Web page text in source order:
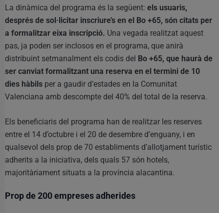
La dinàmica del programa és la següent: els usuaris,
després de sol·licitar inscriure’s en el Bo +65, són citats per
a formalitzar eixa inscripció. Una vegada realitzat aquest
pas, ja poden ser inclosos en el programa, que anirà
distribuint setmanalment els codis del Bo +65, que haurà de
ser canviat formalitzant una reserva en el termini de 10
dies hàbils per a gaudir d’estades en la Comunitat
Valenciana amb descompte del 40% del total de la reserva.
Els beneficiaris del programa han de realitzar les reserves
entre el 14 d’octubre i el 20 de desembre d’enguany, i en
qualsevol dels prop de 70 establiments d’allotjament turístic
adherits a la iniciativa, dels quals 57 són hotels,
majoritàriament situats a la província alacantina.
Prop de 200 empreses adherides